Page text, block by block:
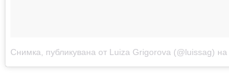
Снимка, публикувана от Luiza Grigorova (@luissag) на